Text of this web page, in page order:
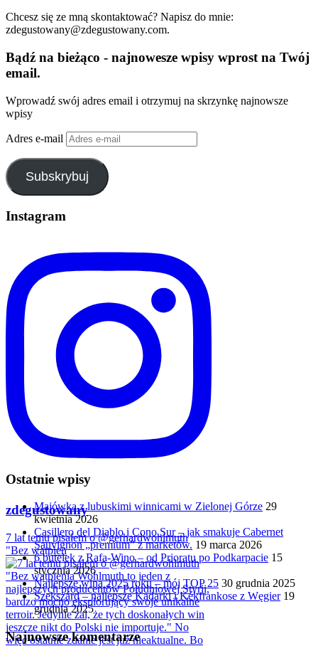
Chcesz się ze mną skontaktować? Napisz do mnie:
zdegustowany@zdegustowany.com.
Bądź na bieżąco - najnowesze wpisy wprost na Twój
email.
Wprowadź swój adres email i otrzymuj na skrzynkę najnowsze
wpisy
Adres e-mail
Subskrybuj
Instagram
zdegustowany
7 lat temu pisałem o @gerhardwohlmuth
"Bez wątpien
Ostatnie wpisy
Majówka z lubuskimi winnicami w Zielonej Górze 29
kwietnia 2026
Casillero del Diablo i Cono Sur – jak smakuje Cabernet
Sauvignon „premium” z marketów. 19 marca 2026
6 butelek z Rafa-Wino – od Prioratu po Podkarpacie 15
stycznia 2026
Najlepsze wina 2025 roku – mój TOP 25 30 grudnia 2025
Szekszárd – najlepsze Kadarki i Kékfrankose z Węgier 19
grudnia 2025
Najnowsze komentarze